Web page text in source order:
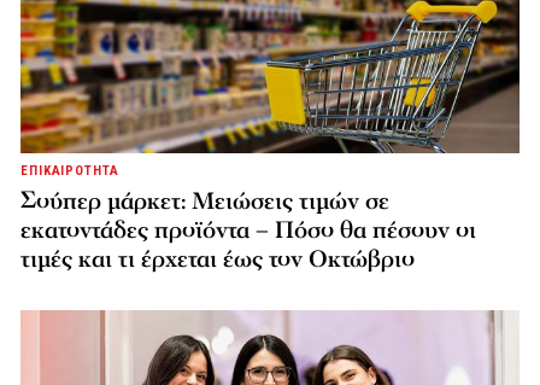
ΕΠΙΚΑΙΡΟΤΗΤΑ
Σούπερ μάρκετ: Μειώσεις τιμών σε
εκατοντάδες προϊόντα – Πόσο θα πέσουν οι
τιμές και τι έρχεται έως τον Οκτώβριο